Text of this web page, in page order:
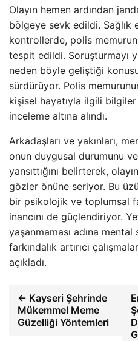
Olayın hemen ardından
bölgeye sevk edildi. Sağlık
kontrollerde, polis
tespit edildi. Soruşturmayı
neden böyle geliştiği
sürdürüyor. Polis
kişisel hayatıyla ilgili
inceleme altına alındı.
Arkadaşları ve yakınları,
onun duygusal durumunu
yansıttığını belirterek,
gözler önüne seriyor. Bu
bir psikolojik ve toplumsal
inancını de güçlendiriyor.
yaşanmaması adına mental
farkındalık artırıcı
açıkladı.
← Kayseri Şehrinde
Mükemmel Meme
Güzelliği Yöntemleri